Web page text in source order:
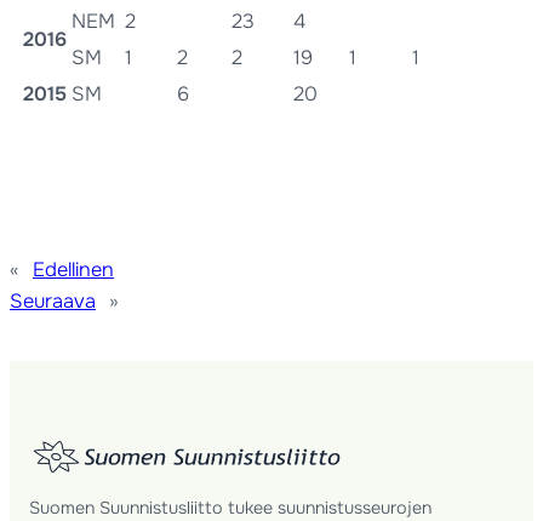
2016
NEM 2 23
4
SM
1 2 2 19 1
1
2015 SM 6 20
«
Edellinen
Seuraava
»
Suomen Suunnistusliitto tukee suunnistusseurojen